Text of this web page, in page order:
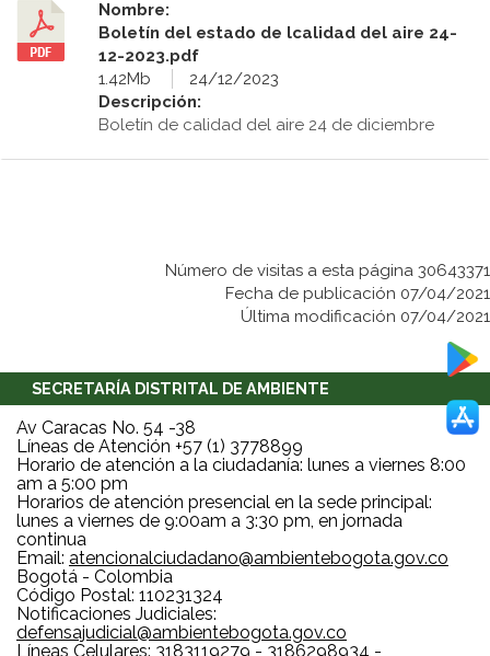
Nombre:
Boletín del estado de lcalidad del aire 24-
12-2023.pdf
1.42Mb
24/12/2023
Descripción:
Boletín de calidad del aire 24 de diciembre
Número de visitas a esta página 30643371
Fecha de publicación 07/04/2021
Última modificación 07/04/2021
SECRETARÍA DISTRITAL DE AMBIENTE
Av Caracas No. 54 -38
Líneas de Atención +57 (1) 3778899
Horario de atención a la ciudadanía: lunes a viernes 8:00
am a 5:00 pm
Horarios de atención presencial en la sede principal:
lunes a viernes de 9:00am a 3:30 pm, en jornada
continua
Email: atencionalciudadano@ambientebogota.gov.co
Bogotá - Colombia
Código Postal: 110231324
Notificaciones Judiciales:
defensajudicial@ambientebogota.gov.co
Líneas Celulares: 3183119279 - 3186298934 -